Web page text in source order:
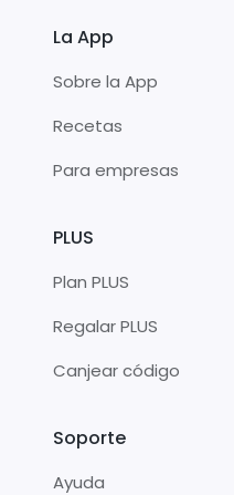
La App
Sobre la App
Recetas
Para empresas
PLUS
Plan PLUS
Regalar PLUS
Canjear código
Soporte
Ayuda